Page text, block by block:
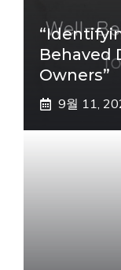
Behaved
Owners”
9월 11,